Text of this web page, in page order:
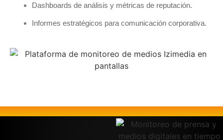
Dashboards de análisis y métricas de reputación.
Informes estratégicos para comunicación corporativa.